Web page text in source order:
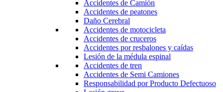
Accidentes de Camión
Accidentes de peatones
Daño Cerebral
Accidentes de motocicleta
Accidentes de cruceros
Accidentes por resbalones y caídas
Lesión de la médula espinal
Accidentes de tren
Accidentes de Semi Camiones
Responsabilidad por Producto Defectuoso